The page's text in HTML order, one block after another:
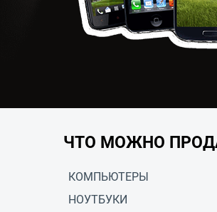
ЧТО МОЖНО
КОМПЬЮТЕРЫ
НОУТБУКИ